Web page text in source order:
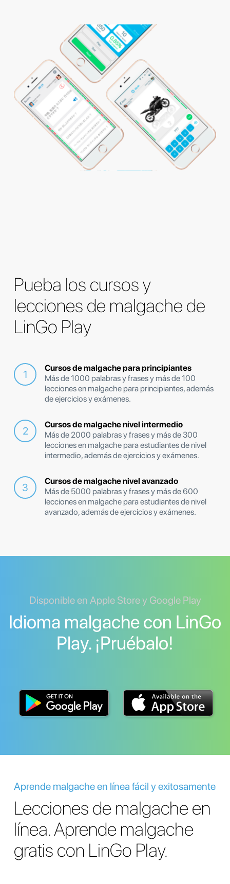
Pueba los cursos y
lecciones de malgache de
LinGo Play
Cursos de malgache para principiantes
Más de 1000 palabras y frases y más de 100
lecciones en malgache para principiantes, además
de ejercicios y exámenes.
Cursos de malgache nivel intermedio
Más de 2000 palabras y frases y más de 300
lecciones en malgache para estudiantes de nivel
intermedio, además de ejercicios y exámenes.
Cursos de malgache nivel avanzado
Más de 5000 palabras y frases y más de 600
lecciones en malgache para estudiantes de nivel
avanzado, además de ejercicios y exámenes.
Disponible en Apple Store y Google Play
Idioma malgache con LinGo
Play. ¡Pruébalo!
Aprende malgache en línea fácil y exitosamente
Lecciones de malgache en
línea. Aprende malgache
gratis con LinGo Play.